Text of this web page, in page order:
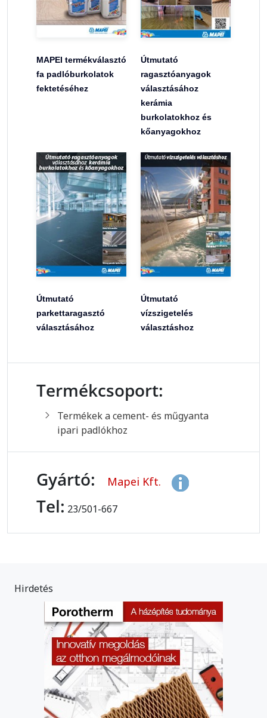
MAPEI termékválasztó
fa padlóburkolatok
fektetéséhez
Útmutató
ragasztóanyagok
választásához
kerámia
burkolatokhoz és
kőanyagokhoz
Útmutató
parkettaragasztó
választásához
Útmutató
vízszigetelés
választáshoz
Termékcsoport:
Termékek a cement- és műgyanta
ipari padlókhoz
Gyártó: Mapei Kft.
Tel: 23/501-667
Hirdetés